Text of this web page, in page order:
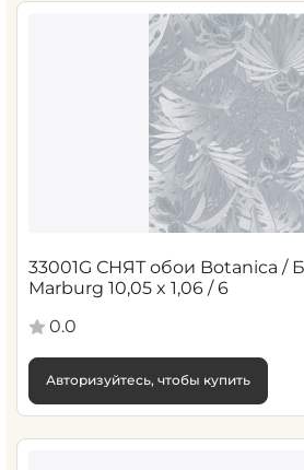
33001G СНЯТ обои Botanica /
Marburg 10,05 x 1,06 / 6
0.0
Авторизуйтесь, чтобы купить